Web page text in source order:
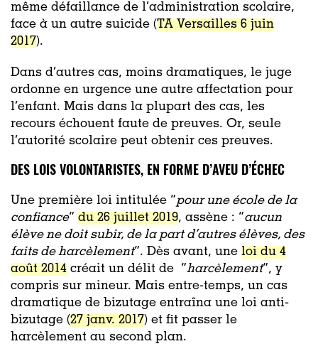
même défaillance de l’administration scolaire,
face à un autre suicide (TA Versailles 6 juin
2017).
Dans d’autres cas, moins dramatiques, le juge
ordonne en urgence une autre affectation pour
l’enfant. Mais dans la plupart des cas, les
recours échouent faute de preuves. Or, seule
l’autorité scolaire peut obtenir ces preuves.
DES LOIS VOLONTARISTES, EN FORME D’AVEU D’ÉCHEC
Une première loi intitulée “pour une école de la
confiance” du 26 juillet 2019, assène : ”aucun
élève ne doit subir, de la part d’autres élèves, des
faits de harcèlement”. Dès avant, une loi du 4
août 2014 créait un délit de ”harcèlement”, y
compris sur mineur. Mais entre-temps, un cas
dramatique de bizutage entraîna une loi anti-
bizutage (27 janv. 2017) et fit passer le
harcèlement au second plan.